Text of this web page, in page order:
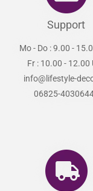
Support
Mo - Do : 9.00 -
Fr : 10.00 - 12.00
info@lifestyle-
06825-